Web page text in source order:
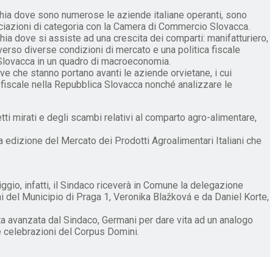
dove sono numerose le aziende italiane operanti, sono
di categoria con la Camera di Commercio Slovacca.
dove si assiste ad una crescita dei comparti: manifatturiero,
diverse condizioni di mercato e una politica fiscale
in un quadro di macroeconomia.
che stanno portano avanti le aziende orvietane, i cui
nella Repubblica Slovacca nonché analizzare le
mirati e degli scambi relativi al comparto agro-alimentare,
del Mercato dei Prodotti Agroalimentari Italiani che
infatti, il Sindaco riceverà in Comune la delegazione
Municipio di Praga 1, Veronika Blažková e da Daniel Korte,
dal Sindaco, Germani per dare vita ad un analogo
del Corpus Domini.